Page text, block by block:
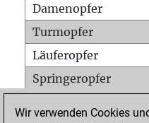
Damenopfer
Turmopfer
Läuferopfer
Springeropfer
Wir verwenden Cookies